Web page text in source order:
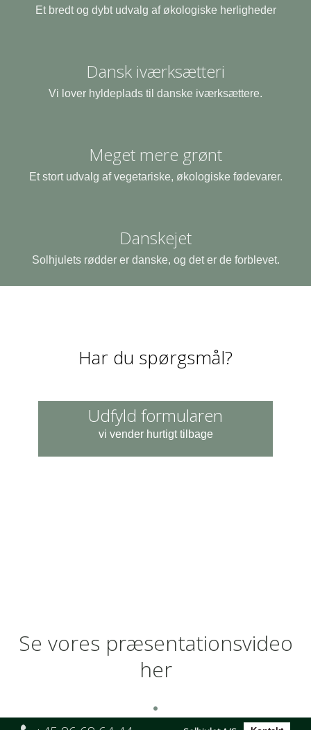
Et bredt og dybt udvalg af økologiske herligheder
Dansk iværksætteri
Vi lover hyldeplads til danske iværksættere.
Meget mere grønt
Et stort udvalg af vegetariske, økologiske fødevarer.
Danskejet
Solhjulets rødder er danske, og det er de forblevet.
Har du spørgsmål?
Udfyld formularen
vi vender hurtigt tilbage
Se vores præsentationsvideo
her